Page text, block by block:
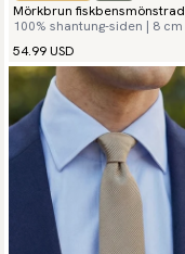
Mörkbrun fiskbensmönstrad
shantungslips Milano
100% shantung-siden | 8 cm
54.99 USD